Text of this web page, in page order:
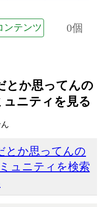
ンテンツ 0個
とか思ってんの
ニティを見る
とか思ってんの
ュニティを検索